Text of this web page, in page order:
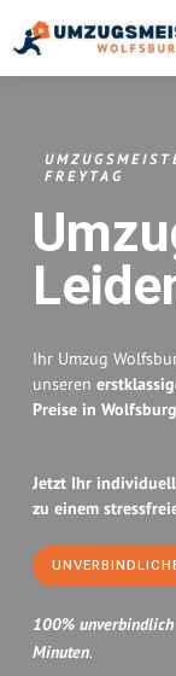
FREYTAG
Ihr Umzug
unseren
Preise in Wolfsburg
Jetzt Ihr
zu einem
100% unverbindlich
Minuten.